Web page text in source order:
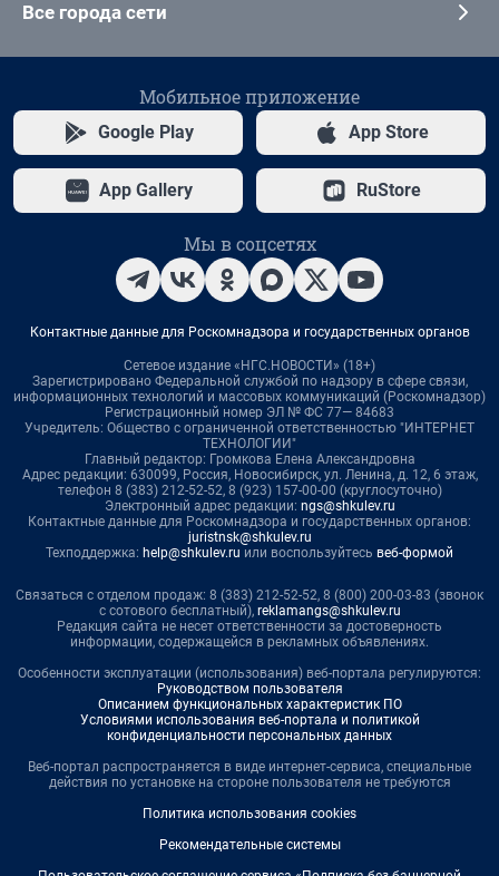
Все города сети
Мобильное приложение
Google Play App Store
App Gallery RuStore
Мы в соцсетях
Контактные данные для Роскомнадзора и государственных органов
Сетевое издание «НГС.НОВОСТИ» (18+)
Зарегистрировано Федеральной службой по надзору в сфере связи,
информационных технологий и массовых коммуникаций (Роскомнадзор)
Регистрационный номер ЭЛ № ФС 77— 84683
Учредитель: Общество с ограниченной ответственностью "ИНТЕРНЕТ
ТЕХНОЛОГИИ"
Главный редактор: Громкова Елена Александровна
Адрес редакции: 630099, Россия, Новосибирск, ул. Ленина, д. 12, 6 этаж,
телефон 8 (383) 212-52-52, 8 (923) 157-00-00 (круглосуточно)
Электронный адрес редакции: ngs@shkulev.ru
Контактные данные для Роскомнадзора и государственных органов:
juristnsk@shkulev.ru
Техподдержка: help@shkulev.ru или воспользуйтесь веб-формой
Связаться с отделом продаж: 8 (383) 212-52-52, 8 (800) 200-03-83 (звонок
с сотового бесплатный), reklamangs@shkulev.ru
Редакция сайта не несет ответственности за достоверность
информации, содержащейся в рекламных объявлениях.
Особенности эксплуатации (использования) веб-портала регулируются:
Руководством пользователя
Описанием функциональных характеристик ПО
Условиями использования веб-портала и политикой
конфиденциальности персональных данных
Веб-портал распространяется в виде интернет-сервиса, специальные
действия по установке на стороне пользователя не требуются
Политика использования cookies
Рекомендательные системы